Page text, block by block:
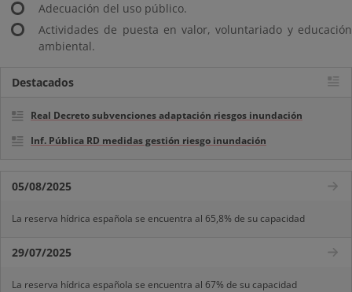
Adecuación del uso público.
Actividades de puesta en valor, voluntariado y educación
ambiental.
Destacados
Real Decreto subvenciones adaptación riesgos inundación
Inf. Pública RD medidas gestión riesgo inundación
05/08/2025
La reserva hídrica española se encuentra al 65,8% de su capacidad
29/07/2025
La reserva hídrica española se encuentra al 67% de su capacidad